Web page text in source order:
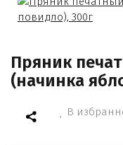
Пряник
(начинка
В